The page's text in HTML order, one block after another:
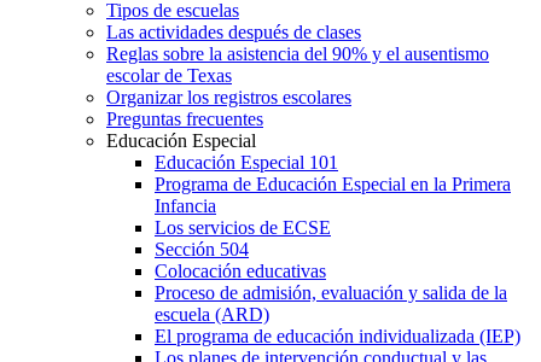
Tipos de escuelas
Las actividades después de clases
Reglas sobre la asistencia del 90% y el ausentismo
escolar de Texas
Organizar los registros escolares
Preguntas frecuentes
Educación Especial
Educación Especial 101
Programa de Educación Especial en la Primera
Infancia
Los servicios de ECSE
Sección 504
Colocación educativas
Proceso de admisión, evaluación y salida de la
escuela (ARD)
El programa de educación individualizada (IEP)
Los planes de intervención conductual y las